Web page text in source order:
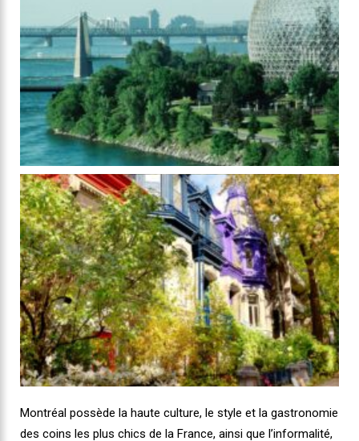
Montréal possède la haute culture, le style et la gastronomie
des coins les plus chics de la France, ainsi que l’informalité,